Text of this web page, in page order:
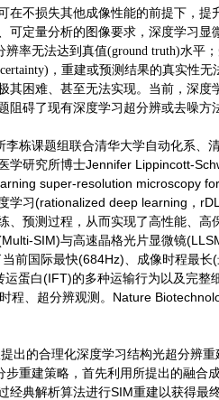
在不损失其他成像性能的前提下，
可定量分析的图像要求，深度学习
辨率无法达到真值(ground truth)水平
，重建或预测结果的真实性
其困难、甚至无法实现。当前，深
阻碍了现有深度学习超分辨或去噪方
栋课题组联合清华大学自动化系、
学研究所博士Jennifer Lippincott-
super-resolution microscopy
学习(rationalized deep learning，
、预测过程，从而实现了高性能、
SIM)与高速晶格光片显微镜
前国际最快(684Hz)、成像时程最
蛋白(IFT)的多种运输行为以及完
程、超分辨观测。Nature
出的合理化深度学习结构光超分辨
重建策略，首先利用所提出的融合
经典解析算法进行SIM重建以获得